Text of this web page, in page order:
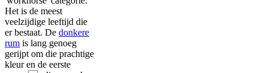
Het is de meest
veelzijdige leeftijd die
er bestaat. De donkere
rum is lang genoeg
gerijpt om die prachtige
kleur en de eerste